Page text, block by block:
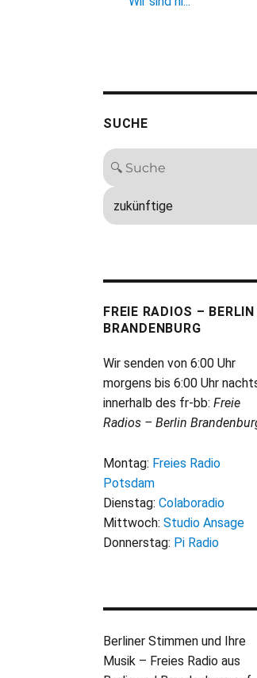
SUCHE
FREIE RADIOS – BERLIN
BRANDENBURG
Wir senden von 6:00 Uhr
morgens bis 6:00 Uhr
innerhalb des fr-bb: Freie
Radios – Berlin
Montag: Freies Radio
Potsdam
Dienstag: Colaboradio
Mittwoch: Studio Ansage
Donnerstag: Pi Radio
Berliner Stimmen und Ihre
Musik – Freies Radio aus